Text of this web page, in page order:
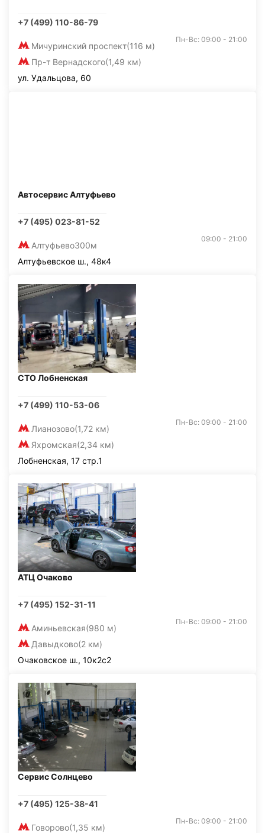
+7 (499) 110-86-79
Мичуринский проспект(116 м)
Пр-т Вернадского(1,49 км)
Пн-Вс: 09:00 - 21:00
ул. Удальцова, 60
Автосервис Алтуфьево
+7 (495) 023-81-52
Алтуфьево300м
09:00 - 21:00
Алтуфьевское ш., 48к4
СТО Лобненская
+7 (499) 110-53-06
Лианозово(1,72 км)
Яхромская(2,34 км)
Пн-Вс: 09:00 - 21:00
Лобненская, 17 стр.1
АТЦ Очаково
+7 (495) 152-31-11
Аминьевская(980 м)
Давыдково(2 км)
Пн-Вс: 09:00 - 21:00
Очаковское ш., 10к2с2
Сервис Солнцево
+7 (495) 125-38-41
Говорово(1,35 км)
Пн-Вс: 09:00 - 21:00